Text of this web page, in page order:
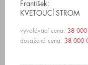
František:
KVETOUCÍ STROM
vyvolávací cena: 38 000
dosažená cena: 38 000